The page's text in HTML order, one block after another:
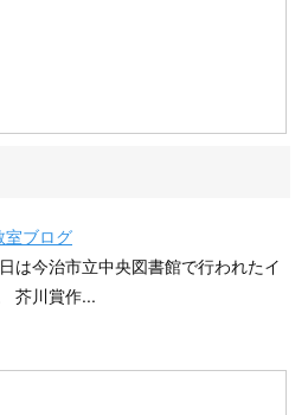
室ブログ
は今治市立中央図書館で行われたイ
芥川賞作...